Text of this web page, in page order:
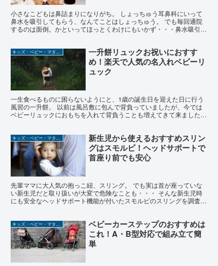
小さなこどもは鼻詰まりになりがち。 しょっちゅう耳鼻科にいって
鼻水を吸引してもらう、なんてことはしょっちゅう。 でも毎回通院
するのは面倒。かといってほっとくわけにもいかず・・・鼻水吸引器
キッズ・ベビー・マタニティ
一升餅リュックお祝いにおすす
め！楽天で人気の名入れベビーリ
ュック
一生食べるものに困らないようにと、1歳の誕生日を迎えた日に行う
風習の一升餅。 以前は風呂敷に包んで背負っていましたが、今では
ベビーリュックにおもちを入れて背負うことも増えてきて来ました
キッズ・ベビー・マタニティ
新生児から使えるおすすめスリン
グはスモルビ！ヘッドサポートで
首座り前でも安心
先輩ママに大人気の抱っこ紐、スリング。 でも実は首が座っていな
い新生児だと取り扱いが大変で危険なことも・・・ そんな新生児時
にも安全なヘッドサポート機能が付いたスモルビのスリングを調査し
キッズ・ベビー・マタニティ
ベビーカーステップのおすすめは
これ！A・B型対応で組み立て簡
単